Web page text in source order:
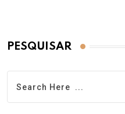
PESQUISAR